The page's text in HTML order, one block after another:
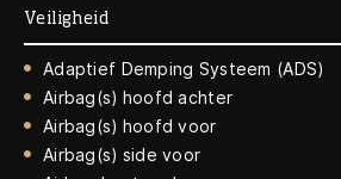
Veiligheid
Adaptief Demping Systeem (ADS)
Airbag(s) hoofd achter
Airbag(s) hoofd voor
Airbag(s) side voor